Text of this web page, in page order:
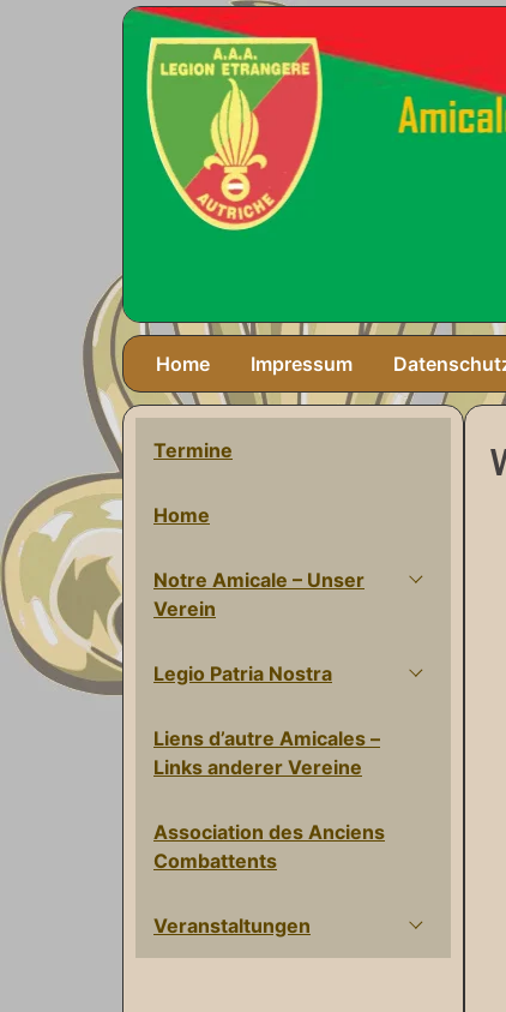
Home Impressum
Termine
Home
Notre Amicale – Unser
Verein
Legio Patria Nostra
Liens d’autre Amicales –
Links anderer Vereine
Association des Anciens
Combattents
Veranstaltungen